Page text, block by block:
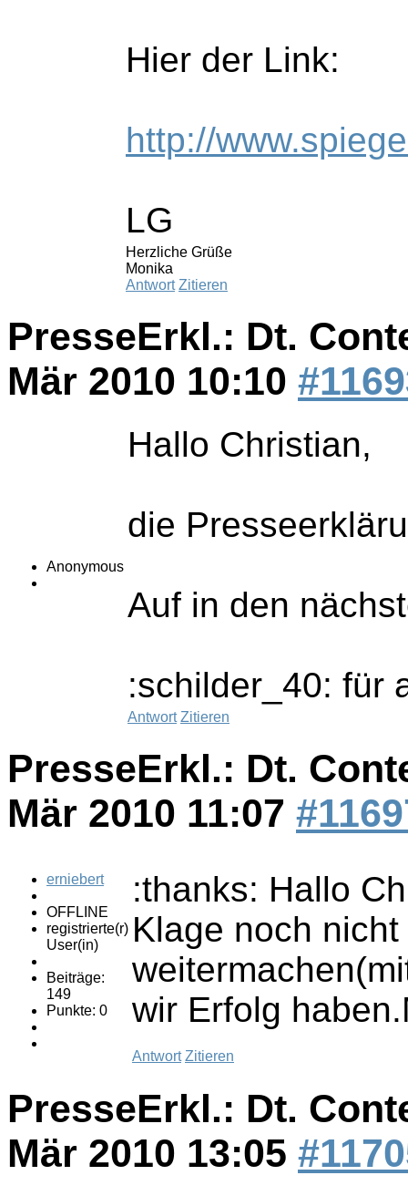
Hier der Link:
http://
LG
Herzliche Grüße
Monika
Antwort Zitieren
PresseErkl.: Dt.
Mär 2010 10:10
Anonymous
Hallo Christian,
die
Auf in den
:schilder_40: für
Antwort Zitieren
PresseErkl.: Dt.
Mär 2010 11:07
erniebert
OFFLINE
registrierte(r)
User(in)
Beiträge:
149
Punkte: 0
:thanks: Hallo
Klage noch
wir Erfolg
Antwort Zitieren
PresseErkl.: Dt.
Mär 2010 13:05